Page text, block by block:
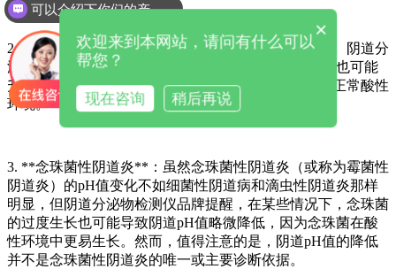
2. **滴虫性阴道炎**：由阴道毛滴虫引起的阴道炎症。阴道分
泌物检测仪厂家提示，滴虫性阴道炎患者的阴道pH值也可能
升高，这同样是由于滴虫的活动和繁殖改变了阴道的正常酸性
环境。
3. **念珠菌性阴道炎**：虽然念珠菌性阴道炎（或称为霉菌性
阴道炎）的pH值变化不如细菌性阴道病和滴虫性阴道炎那样
明显，但阴道分泌物检测仪品牌提醒，在某些情况下，念珠菌
的过度生长也可能导致阴道pH值略微降低，因为念珠菌在酸
性环境中更易生长。然而，值得注意的是，阴道pH值的降低
并不是念珠菌性阴道炎的唯一或主要诊断依据。
可以介绍下你们的产品么
×
欢迎来到本网站，请问有什么可以
帮您？
现在咨询 稍后再说